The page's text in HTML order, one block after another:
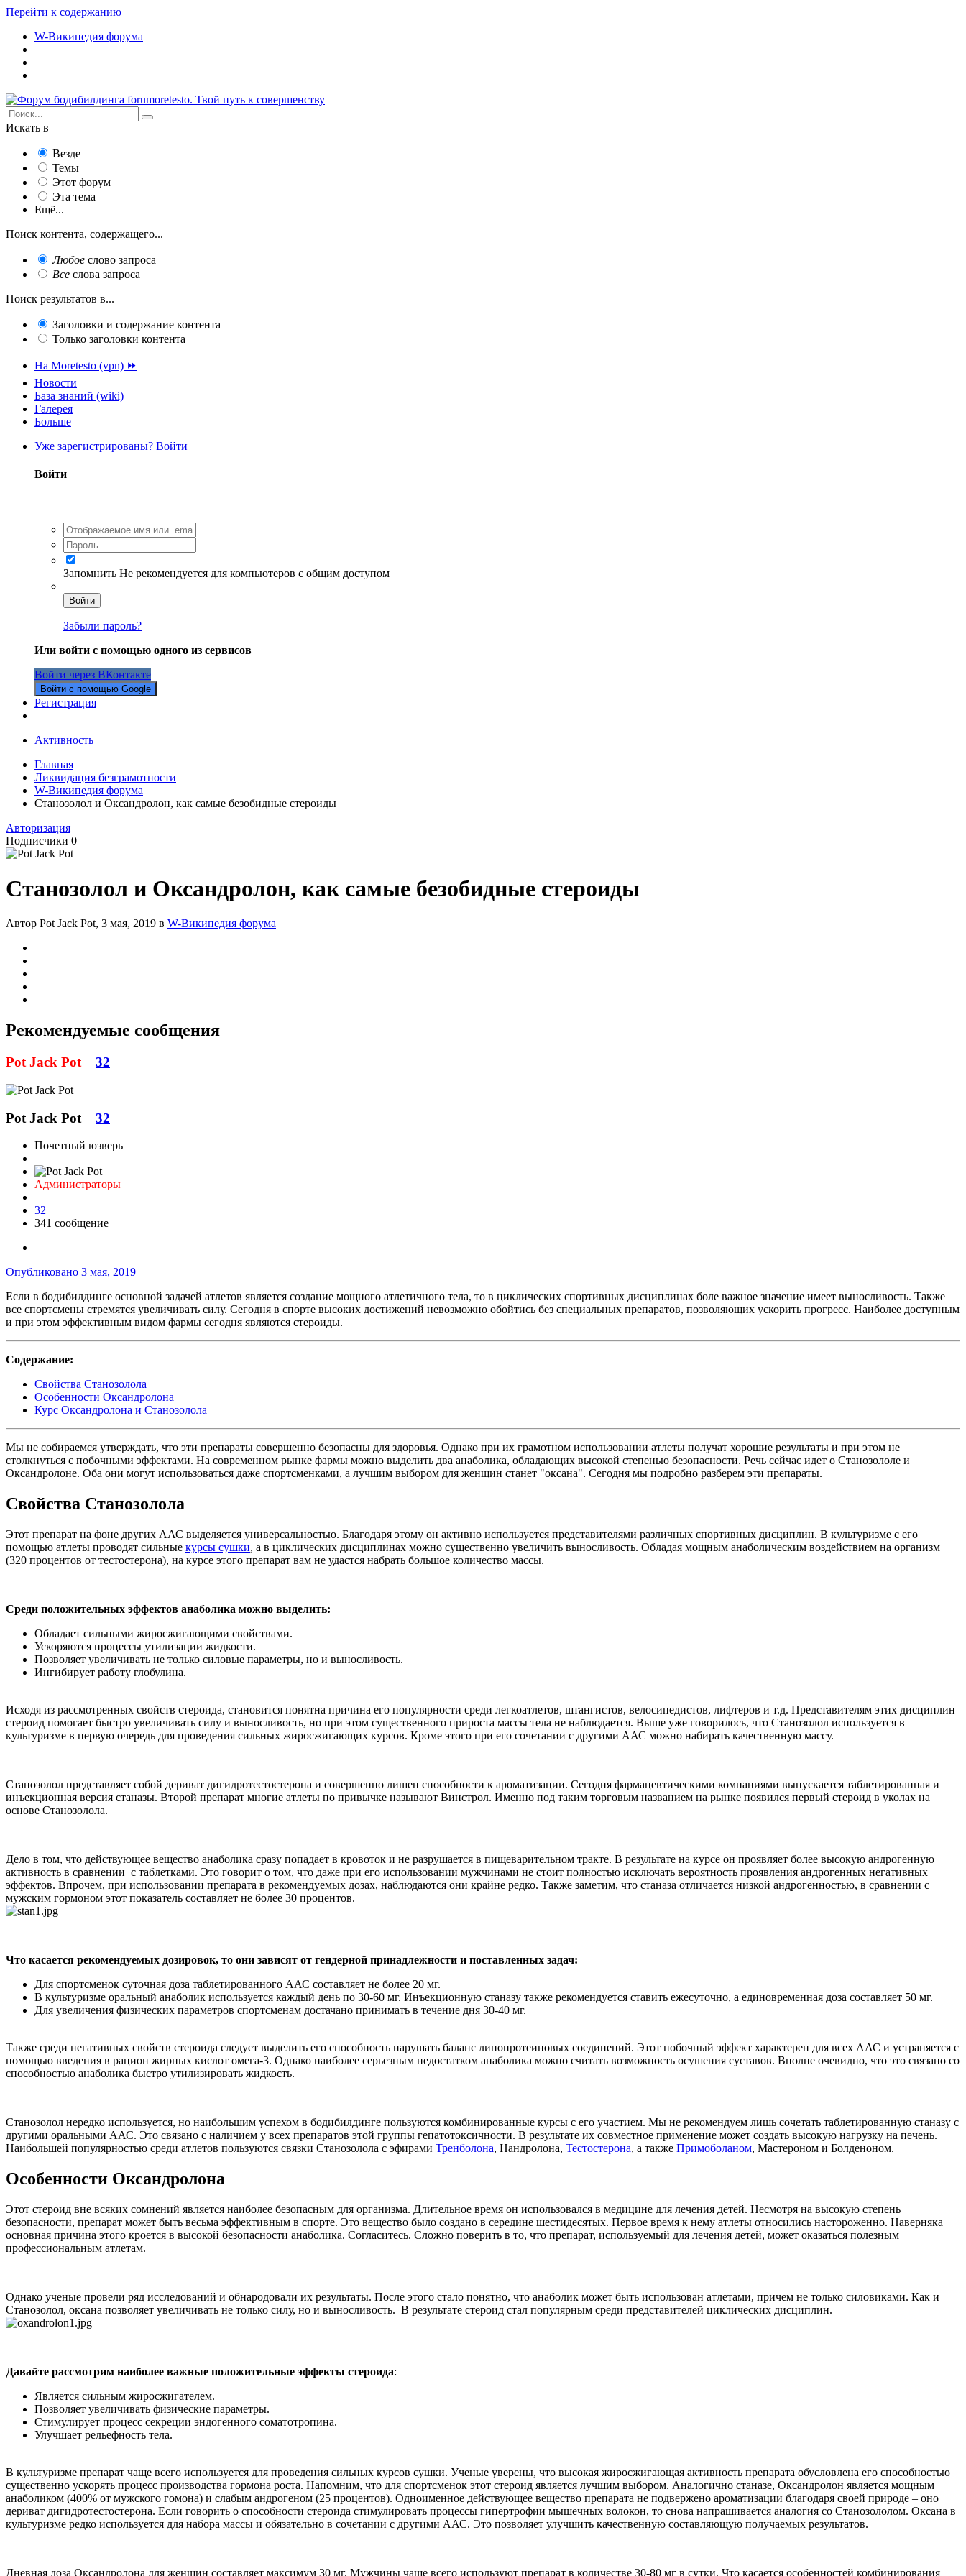
Перейти к содержанию
W-Википедия форума
Искать в
Везде
Темы
Этот форум
Эта тема
Ещё...
Поиск контента, содержащего...
Любое слово запроса
Все слова запроса
Поиск результатов в...
Заголовки и содержание контента
Только заголовки контента
На Moretesto (vpn) ⏩
Новости
База знаний (wiki)
Галерея
Больше
Уже зарегистрированы? Войти
Войти
Запомнить Не рекомендуется для компьютеров с общим доступом
Войти
Забыли пароль?
Или войти с помощью одного из сервисов
Войти через ВКонтакте
Войти с помощью Google
Регистрация
Активность
Главная
Ликвидация безграмотности
W-Википедия форума
Станозолол и Оксандролон, как самые безобидные стероиды
Авторизация
Подписчики 0
Станозолол и Оксандролон, как самые безобидные стероиды
Автор Pot Jack Pot, 3 мая, 2019 в W-Википедия форума
Рекомендуемые сообщения
Pot Jack Pot 32
Pot Jack Pot 32
Почетный юзверь
Администраторы
32
341 сообщение
Опубликовано 3 мая, 2019
Если в бодибилдинге основной задачей атлетов является создание мощного атлетичного тела, то в циклических спортивных дисциплинах боле важное значение имеет выносливость. Также
все спортсмены стремятся увеличивать силу. Сегодня в спорте высоких достижений невозможно обойтись без специальных препаратов, позволяющих ускорить прогресс. Наиболее доступным
и при этом эффективным видом фармы сегодня являются стероиды.
Содержание:
Свойства Станозолола
Особенности Оксандролона
Курс Оксандролона и Станозолола
Мы не собираемся утверждать, что эти препараты совершенно безопасны для здоровья. Однако при их грамотном использовании атлеты получат хорошие результаты и при этом не
столкнуться с побочными эффектами. На современном рынке фармы можно выделить два анаболика, обладающих высокой степенью безопасности. Речь сейчас идет о Станозололе и
Оксандролоне. Оба они могут использоваться даже спортсменками, а лучшим выбором для женщин станет "оксана". Сегодня мы подробно разберем эти препараты.
Свойства Станозолола
Этот препарат на фоне других ААС выделяется универсальностью. Благодаря этому он активно используется представителями различных спортивных дисциплин. В культуризме с его
помощью атлеты проводят сильные курсы сушки, а в циклических дисциплинах можно существенно увеличить выносливость. Обладая мощным анаболическим воздействием на организм
(320 процентов от тестостерона), на курсе этого препарат вам не удастся набрать большое количество массы.
Среди положительных эффектов анаболика можно выделить:
Обладает сильными жиросжигающими свойствами.
Ускоряются процессы утилизации жидкости.
Позволяет увеличивать не только силовые параметры, но и выносливость.
Ингибирует работу глобулина.
Исходя из рассмотренных свойств стероида, становится понятна причина его популярности среди легкоатлетов, штангистов, велосипедистов, лифтеров и т.д. Представителям этих дисциплин
стероид помогает быстро увеличивать силу и выносливость, но при этом существенного прироста массы тела не наблюдается. Выше уже говорилось, что Станозолол используется в
культуризме в первую очередь для проведения сильных жиросжигающих курсов. Кроме этого при его сочетании с другими ААС можно набирать качественную массу.
Станозолол представляет собой дериват дигидротестостерона и совершенно лишен способности к ароматизации. Сегодня фармацевтическими компаниями выпускается таблетированная и
инъекционная версия станазы. Второй препарат многие атлеты по привычке называют Винстрол. Именно под таким торговым названием на рынке появился первый стероид в уколах на
основе Станозолола.
Дело в том, что действующее вещество анаболика сразу попадает в кровоток и не разрушается в пищеварительном тракте. В результате на курсе он проявляет более высокую андрогенную
активность в сравнении с таблетками. Это говорит о том, что даже при его использовании мужчинами не стоит полностью исключать вероятность проявления андрогенных негативных
эффектов. Впрочем, при использовании препарата в рекомендуемых дозах, наблюдаются они крайне редко. Также заметим, что станаза отличается низкой андрогенностью, в сравнении с
мужским гормоном этот показатель составляет не более 30 процентов.
Что касается рекомендуемых дозировок, то они зависят от гендерной принадлежности и поставленных задач:
Для спортсменок суточная доза таблетированного ААС составляет не более 20 мг.
В культуризме оральный анаболик используется каждый день по 30-60 мг. Инъекционную станазу также рекомендуется ставить ежесуточно, а единовременная доза составляет 50 мг.
Для увеличения физических параметров спортсменам достачано принимать в течение дня 30-40 мг.
Также среди негативных свойств стероида следует выделить его способность нарушать баланс липопротеиновых соединений. Этот побочный эффект характерен для всех ААС и устраняется с
помощью введения в рацион жирных кислот омега-3. Однако наиболее серьезным недостатком анаболика можно считать возможность осушения суставов. Вполне очевидно, что это связано со
способностью анаболика быстро утилизировать жидкость.
Станозолол нередко используется, но наибольшим успехом в бодибилдинге пользуются комбинированные курсы с его участием. Мы не рекомендуем лишь сочетать таблетированную станазу с
другими оральными ААС. Это связано с наличием у всех препаратов этой группы гепатотоксичности. В результате их совместное применение может создать высокую нагрузку на печень.
Наибольшей популярностью среди атлетов пользуются связки Станозолола с эфирами Тренболона, Нандролона, Тестостерона, а также Примоболаном, Мастероном и Болденоном.
Особенности Оксандролона
Этот стероид вне всяких сомнений является наиболее безопасным для организма. Длительное время он использовался в медицине для лечения детей. Несмотря на высокую степень
безопасности, препарат может быть весьма эффективным в спорте. Это вещество было создано в середине шестидесятых. Первое время к нему атлеты относились настороженно. Наверняка
основная причина этого кроется в высокой безопасности анаболика. Согласитесь. Сложно поверить в то, что препарат, используемый для лечения детей, может оказаться полезным
профессиональным атлетам.
Однако ученые провели ряд исследований и обнародовали их результаты. После этого стало понятно, что анаболик может быть использован атлетами, причем не только силовиками. Как и
Станозолол, оксана позволяет увеличивать не только силу, но и выносливость. В результате стероид стал популярным среди представителей циклических дисциплин.
Давайте рассмотрим наиболее важные положительные эффекты стероида:
Является сильным жиросжигателем.
Позволяет увеличивать физические параметры.
Стимулирует процесс секреции эндогенного соматотропина.
Улучшает рельефность тела.
В культуризме препарат чаще всего используется для проведения сильных курсов сушки. Ученые уверены, что высокая жиросжигающая активность препарата обусловлена его способностью
существенно ускорять процесс производства гормона роста. Напомним, что для спортсменок этот стероид является лучшим выбором. Аналогично станазе, Оксандролон является мощным
анаболиком (400% от мужского гомона) и слабым андрогеном (25 процентов). Одноименное действующее вещество препарата не подвержено ароматизации благодаря своей природе – оно
дериват дигидротестостерона. Если говорить о способности стероида стимулировать процессы гипертрофии мышечных волокон, то снова напрашивается аналогия со Станозололом. Оксана в
культуризме редко используется для набора массы и обязательно в сочетании с другими ААС. Это позволяет улучшить качественную составляющую получаемых результатов.
Дневная доза Оксандролона для женщин составляет максимум 30 мг. Мужчины чаще всего используют препарат в количестве 30-80 мг в сутки. Что касается особенностей комбинирования